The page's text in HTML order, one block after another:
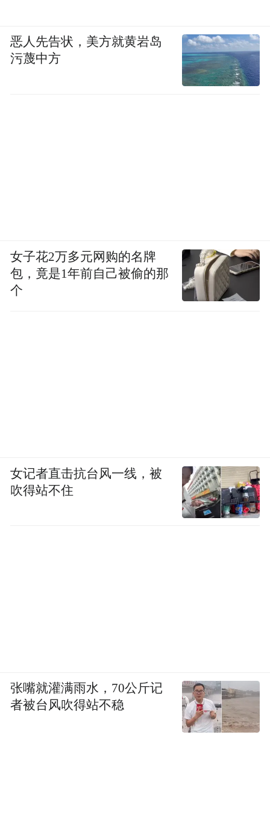
恶人先告状，美方就黄岩岛
污蔑中方
女子花2万多元网购的名牌
包，竟是1年前自己被偷的那
个
女记者直击抗台风一线，被
吹得站不住
张嘴就灌满雨水，70公斤记
者被台风吹得站不稳